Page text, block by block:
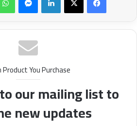
You Purchase
our mailing list to
new updates!